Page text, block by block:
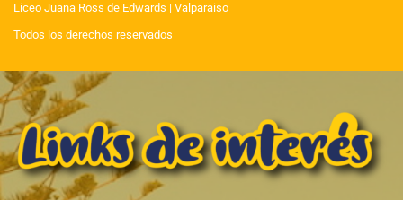
Liceo Juana Ross de Edwards | Valparaiso
Todos los derechos reservados